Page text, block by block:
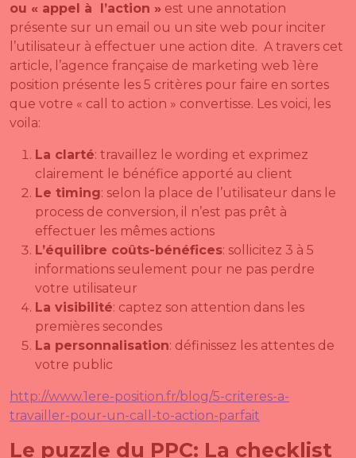
ou « appel à l’action » est une annotation
présente sur un email ou un site web pour inciter
l’utilisateur à effectuer une action dite. A travers cet
article, l’agence française de marketing web 1ère
position présente les 5 critères pour faire en sortes
que votre « call to action » convertisse. Les voici, les
voila:
La clarté: travaillez le wording et exprimez
clairement le bénéfice apporté au client
Le timing: selon la place de l’utilisateur dans le
process de conversion, il n’est pas prêt à
effectuer les mêmes actions
L’équilibre coûts-bénéfices: sollicitez 3 à 5
informations seulement pour ne pas perdre
votre utilisateur
La visibilité: captez son attention dans les
premières secondes
La personnalisation: définissez les attentes de
votre public
http://www.1ere-position.fr/blog/5-criteres-a-
travailler-pour-un-call-to-action-parfait
Le puzzle du PPC: La checklist